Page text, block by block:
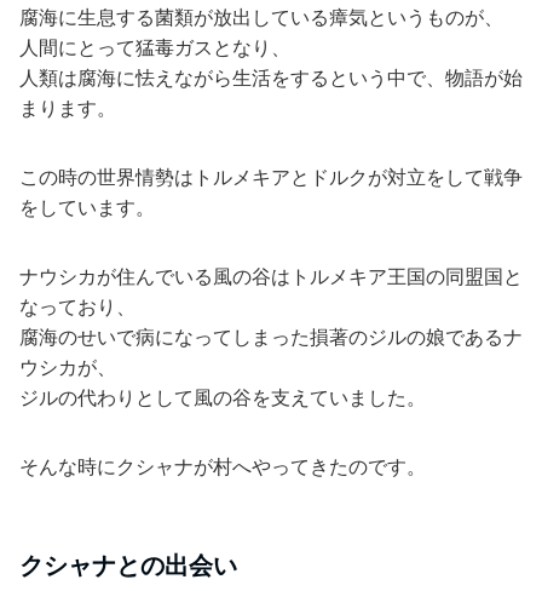
腐海に生息する菌類が放出している瘴気というものが、
人間にとって猛毒ガスとなり、
人類は腐海に怯えながら生活をするという中で、物語が始
まります。
この時の世界情勢はトルメキアとドルクが対立をして戦争
をしています。
ナウシカが住んでいる風の谷はトルメキア王国の同盟国と
なっており、
腐海のせいで病になってしまった損著のジルの娘であるナ
ウシカが、
ジルの代わりとして風の谷を支えていました。
そんな時にクシャナが村へやってきたのです。
クシャナとの出会い